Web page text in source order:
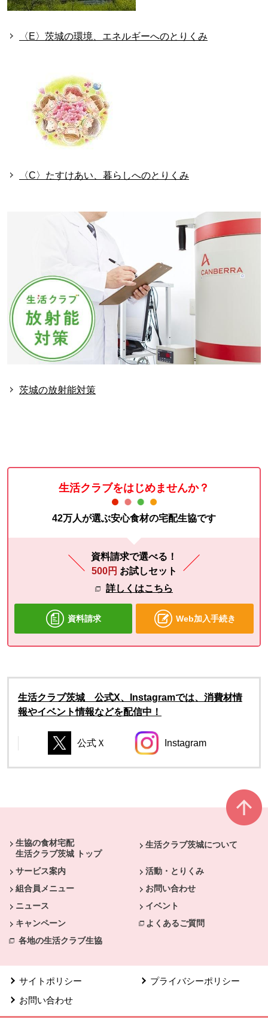
〈E〉茨城の環境、エネルギーへのとりくみ
〈C〉たすけあい、暮らしへのとりくみ
茨城の放射能対策
生活クラブをはじめませんか？
42万人が選ぶ安心食材の宅配生協です
資料請求で選べる！
500円 お試しセット
詳しくはこちら
資料請求 Web加入手続き
生活クラブ茨城 公式X、Instagramでは、消費材情
報やイベント情報などを配信中！
別のウィンドウで開きます。
公式Ｘ
別のウィンドウで開きます。
別のウィンドウで開きます。
Instagram
別のウィンドウで開
生協の食材宅配
生活クラブ茨城 トップ
生活クラブ茨城について
サービス案内
活動・とりくみ
組合員メニュー
お問い合わせ
ニュース
イベント
キャンペーン
よくあるご質問
各地の生活クラブ生協
サイトポリシー
プライバシーポリシー
お問い合わせ